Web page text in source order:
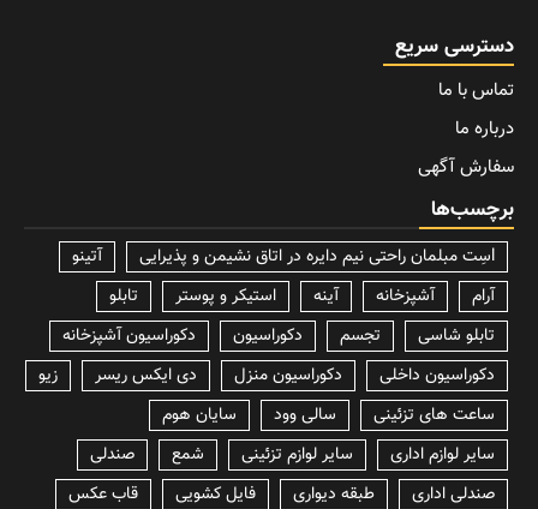
دسترسی سریع
تماس با ما
درباره ما
سفارش آگهی
برچسب‌ها
lسِت مبلمان راحتی نیم دایره در اتاق نشیمن و پذیرایی
آتینو
آرام
آشپزخانه آینه استیکر و پوستر
تابلو
تابلو شاسی
تجسم دکوراسیون
دکوراسیون آشپزخانه
دکوراسیون داخلی
دکوراسیون منزل دی ایکس ریسر
زیو
ساعت های تزئینی
سالی وود
سایان هوم
سایر لوازم اداری
سایر لوازم تزئینی شمع
صندلی
صندلی اداری
طبقه دیواری فایل کشویی
قاب عکس